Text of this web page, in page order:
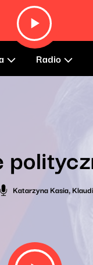
Radio
Katarzyna Kasia,